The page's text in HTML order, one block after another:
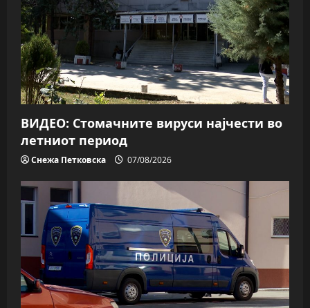
ВИДЕО: Стомачните вируси најчести во
летниот период
Снежа Петковска 07/08/2026